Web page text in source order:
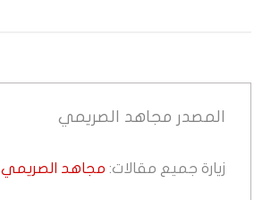
المصدر مجاهد الصريمي
زيارة جميع مقالات: مجاهد الصريمي